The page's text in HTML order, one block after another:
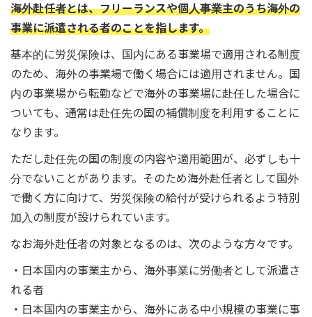
海外赴任者とは、フリーランスや個人事業主のうち海外の
事業に派遣される者のことを指します。
基本的に労災保険は、国内にある事業場で適用される制度
のため、海外の事業場で働く場合には適用されません。国
内の事業場から転勤などで海外の事業場に赴任した場合に
ついても、通常は赴任先の国の補償制度を利用することに
なります。
ただし赴任先の国の制度の内容や適用範囲が、必ずしも十
分でないことがあります。そのため海外赴任者として国外
で働く方に向けて、労災保険の給付が受けられるよう特別
加入の制度が設けられています。
なお海外赴任者の対象となるのは、次のような方々です。
・日本国内の事業主から、海外事業に労働者として派遣さ
れる者
・日本国内の事業主から、海外にある中小規模の事業に事